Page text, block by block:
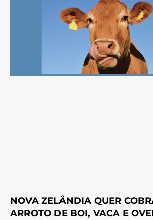
NOVA ZELÂNDIA QUER
ARROTO DE BOI, VACA E